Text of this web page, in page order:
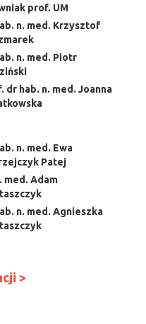
prof. UM
n. med. Krzysztof
n. med. Piotr
dr hab. n. med. Joanna
n. med. Ewa
Patej
med. Adam
n. med. Agnieszka
>